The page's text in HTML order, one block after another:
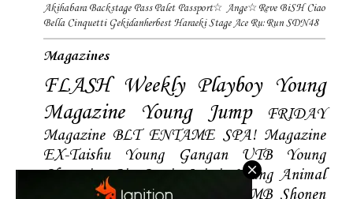
Akihabara Backstage Pass Palet Passport☆ Ange☆Reve BiSH Ciao
Bella Cinquetti Gekidanherbest Haraeki Stage Ace Ru:Run SDN48
Magazines
FLASH Weekly Playboy Young
Magazine
Young Jump
FRIDAY
Magazine BLT ENTAME SPA! Magazine
EX-Taishu
Young Gangan UTB
Young
Champion Big Comic Spirtis Young Animal
Shonen Magazine BUBKA BOMB Shonen